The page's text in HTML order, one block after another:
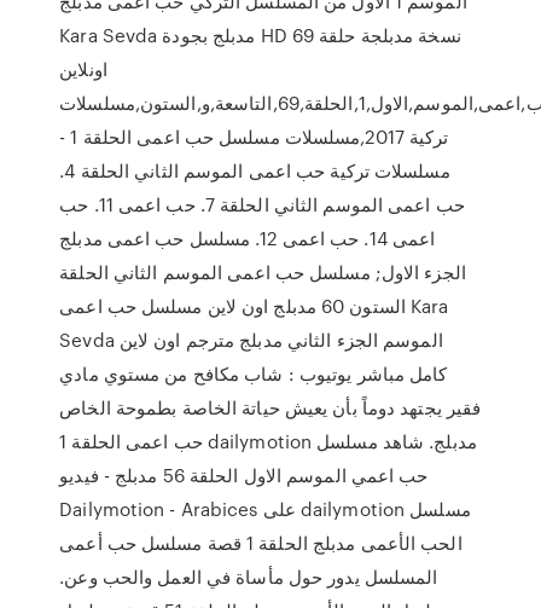
Kara Sevda مدبلج بجودة HD نسخة مدبلجة حلقة 69
اونلاين
مسلسل,حب,اعمى,الموسم,الاول,1,الحلقة,69,التاسعة,و,الستون,مسلسلات
تركية 2017,مسلسلات مسلسل حب اعمى الحلقة 1 -
مسلسلات تركية حب اعمى الموسم الثاني الحلقة 4.
حب اعمى الموسم الثاني الحلقة 7. حب اعمى 11. حب
اعمى 14. حب اعمى 12. مسلسل حب اعمى مدبلج
الجزء الاول; مسلسل حب اعمى الموسم الثاني الحلقة
الستون 60 مدبلج اون لاين مسلسل حب اعمى Kara
Sevda الموسم الجزء الثاني مدبلج مترجم اون لاين
كامل مباشر يوتيوب : شاب مكافح من مستوي مادي
فقير يجتهد دوماً بأن يعيش حياتة الخاصة بطموحة الخاص
حب اعمى الحلقة 1 dailymotion مدبلج. شاهد مسلسل
حب اعمي الموسم الاول الحلقة 56 مدبلج - فيديو
Dailymotion - Arabices على dailymotion مسلسل
الحب الأعمى مدبلج الحلقة 1 قصة مسلسل حب أعمى
المسلسل يدور حول مأساة في العمل والحب وعن.